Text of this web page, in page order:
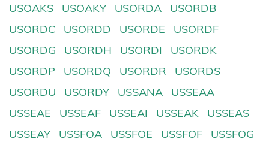
USOAKS
USOAKY USORDA
USORDB
USORDC
USORDD USORDE
USORDF
USORDG
USORDH USORDI
USORDK
USORDP
USORDQ USORDR
USORDS
USORDU
USORDY USSANA
USSEAA
USSEAE
USSEAF USSEAI USSEAK
USSEAS
USSEAY
USSFOA USSFOE USSFOF
USSFOG